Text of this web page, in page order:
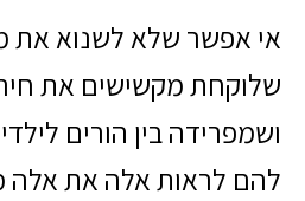
אי אפשר שלא לשנוא את
שלוקחת מקשישים את
ושמפרידה בין הורים
להם לראות אלה את אלה